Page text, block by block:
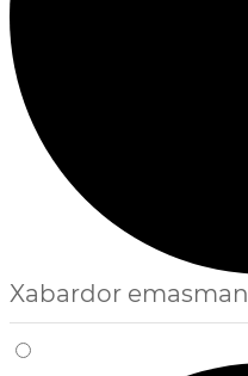
Xabardor emasman